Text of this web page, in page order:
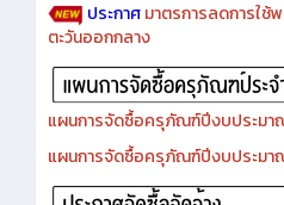
ประกาศมาตรการลดการใ
ตะวันออกกลาง
แผนการจัดซื้อครุภัณฑ์ปีงบประม
แผนการจัดซื้อครุภัณฑ์ปีงบประม